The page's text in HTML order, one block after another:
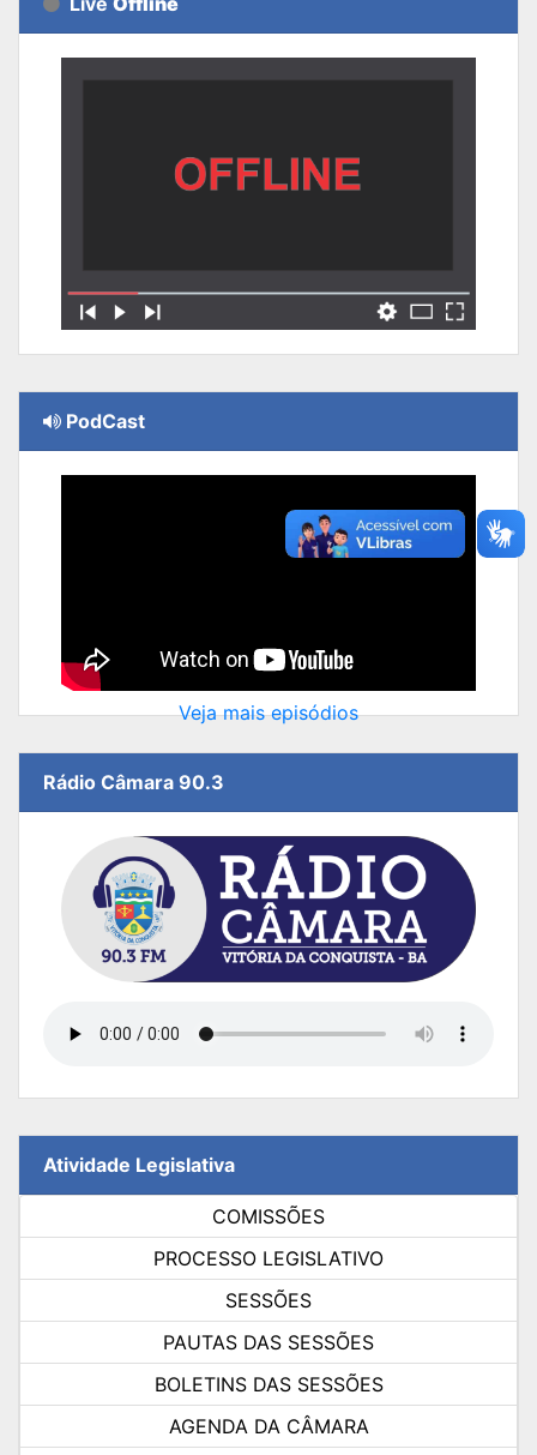
PodCast
Veja mais episódios
Rádio Câmara 90.3
Atividade Legislativa
COMISSÕES
PROCESSO LEGISLATIVO
SESSÕES
PAUTAS DAS SESSÕES
BOLETINS DAS SESSÕES
AGENDA DA CÂMARA